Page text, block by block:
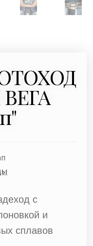
с
и
сплавов